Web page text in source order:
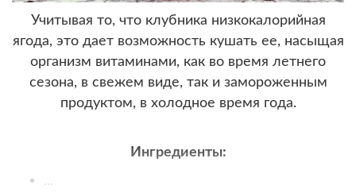
Учитывая то, что клубника низкокалорийная
ягода, это дает возможность кушать ее, насыщая
организм витаминами, как во время летнего
сезона, в свежем виде, так и замороженным
продуктом, в холодное время года.
Ингредиенты:
...